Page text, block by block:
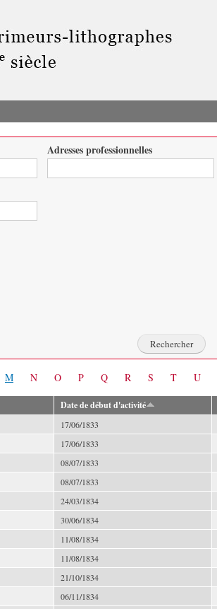
Adresses professionnelles
M N O P Q R S T U
Date de début d'activité
17/06/1833
17/06/1833
08/07/1833
08/07/1833
24/03/1834
30/06/1834
11/08/1834
11/08/1834
21/10/1834
06/11/1834